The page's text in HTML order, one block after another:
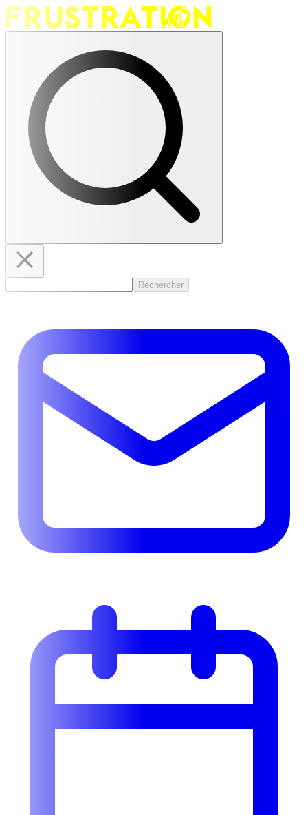
Rechercher